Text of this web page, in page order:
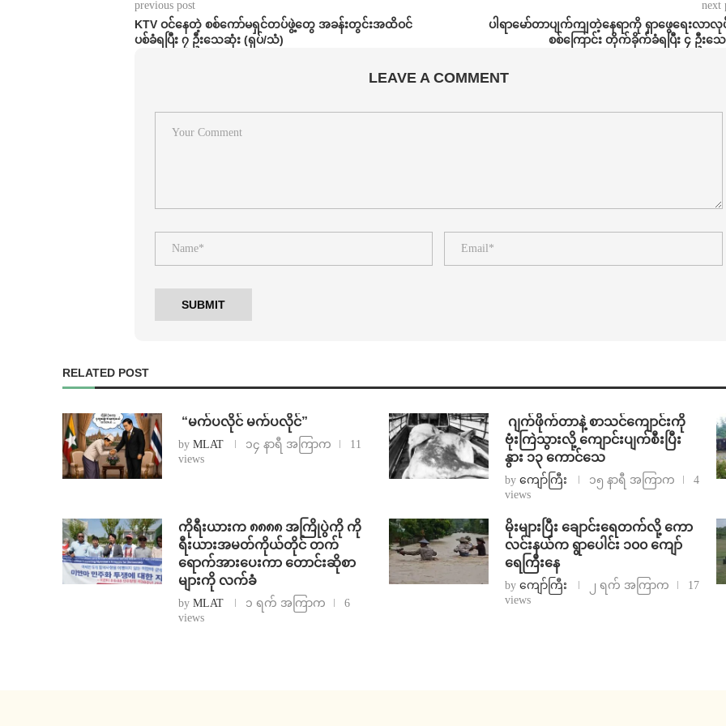
previous post
⁨KTV ဝင်နေတဲ့ စစ်ကော်မရှင်တပ်ဖွဲ့တွေ အခန်းတွင်းအထိဝင်
ပစ်ခံရပြီး ၇ ဦးသေဆုံး (ရုပ်/သံ)
next
ပါရာမော်တာပျက်ကျတဲ့နေရာကို ရှာဖွေရေးလာ
စစ်ကြောင်း တိုက်ခိုက်ခံရပြီး ၄ ဦးသ
LEAVE A COMMENT
RELATED POST
⁨ ⁨“မက်ပလိုင် မက်ပလိုင်”
by MLAT ၁၄ နာရီ အကြာက
11
views
⁨⁩ ⁨ဂျက်ဖိုက်တာနဲ့ စာသင်ကျောင်းကို
ဗုံးကြဲသွားလို့ ကျောင်းပျက်စီးပြီး
နွား ၁၃ ကောင်သေ
by ကျော်ကြီး ၁၅ နာရီ အကြာက
4
views
ကိုရီးယားက ၈၈၈၈ အကြိုပွဲကို ကို
ရီးယားအမတ်ကိုယ်တိုင် တက်
ရောက်အားပေးကာ တောင်းဆိုစာ
များကို လက်ခံ
by MLAT ၁ ရက် အကြာက
6
views
⁨မိုးများပြီး ချောင်းရေတက်လို့ ကော
လင်းနယ်က ရွာပေါင်း ၁၀၀ ကျော်
ရေကြီးနေ
by ကျော်ကြီး ၂ ရက် အကြာက
17
views